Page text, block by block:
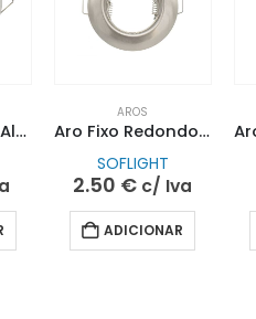
Aro Orientável Alumínio Redondo Branco| SOFLIGHT
AROS
Aro Fixo Redondo Aço Escovado| SOFLIGHT
SOFLIGHT
2.50 € c/ Iva
ADICIONAR